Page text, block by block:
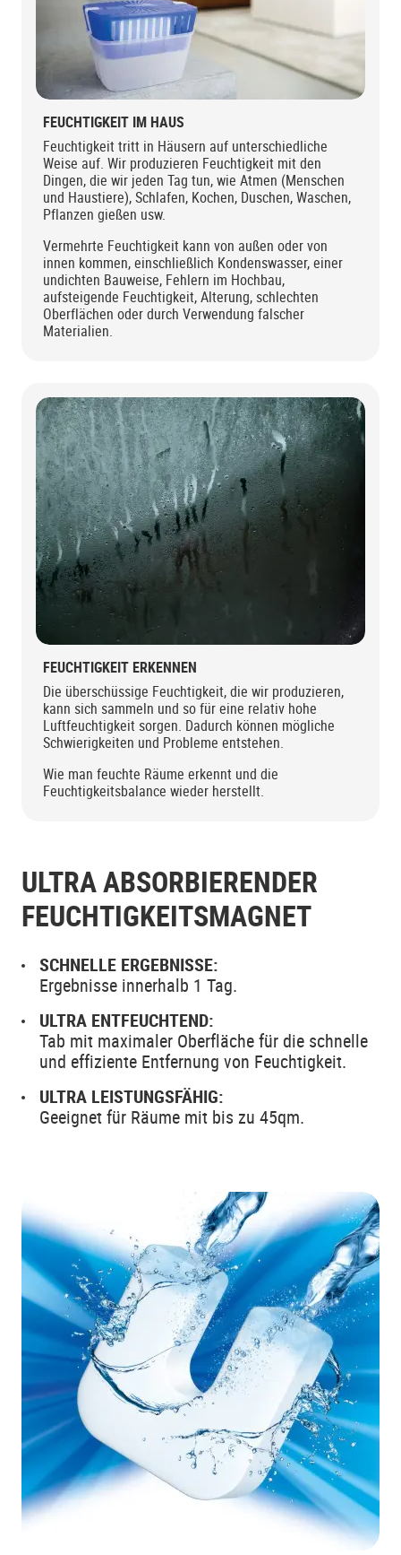
FEUCHTIGKEIT IM HAUS
Feuchtigkeit tritt in Häusern auf unterschiedliche
Weise auf. Wir produzieren Feuchtigkeit mit den
Dingen, die wir jeden Tag tun, wie Atmen (Menschen
und Haustiere), Schlafen, Kochen, Duschen, Waschen,
Pflanzen gießen usw.
Vermehrte Feuchtigkeit kann von außen oder von
innen kommen, einschließlich Kondenswasser, einer
undichten Bauweise, Fehlern im Hochbau,
aufsteigende Feuchtigkeit, Alterung, schlechten
Oberflächen oder durch Verwendung falscher
Materialien.
FEUCHTIGKEIT ERKENNEN
Die überschüssige Feuchtigkeit, die wir produzieren,
kann sich sammeln und so für eine relativ hohe
Luftfeuchtigkeit sorgen. Dadurch können mögliche
Schwierigkeiten und Probleme entstehen.
Wie man feuchte Räume erkennt und die
Feuchtigkeitsbalance wieder herstellt.
ULTRA ABSORBIERENDER
FEUCHTIGKEITSMAGNET
SCHNELLE ERGEBNISSE:
Ergebnisse innerhalb 1 Tag.
ULTRA ENTFEUCHTEND:
Tab mit maximaler Oberfläche für die schnelle
und effiziente Entfernung von Feuchtigkeit.
ULTRA LEISTUNGSFÄHIG:
Geeignet für Räume mit bis zu 45qm.